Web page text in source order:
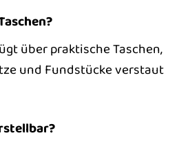
über praktische Taschen,
und Fundstücke verstaut